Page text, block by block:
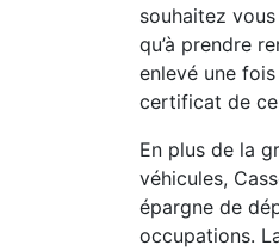
souhaitez
qu’à prendre
enlevé une
certificat de
En plus de la
véhicules,
épargne de
occupations.